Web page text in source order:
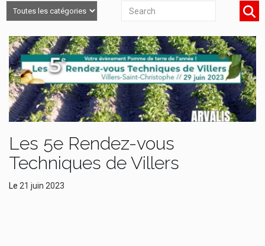
Les 5e Rendez-vous
Techniques de Villers
Le 21 juin 2023